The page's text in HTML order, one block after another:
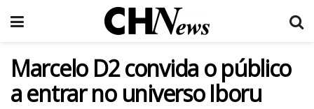
Marcelo D2 convida o público
a entrar no universo Iboru